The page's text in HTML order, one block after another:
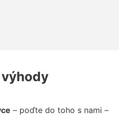
– poďte do toho s nami –